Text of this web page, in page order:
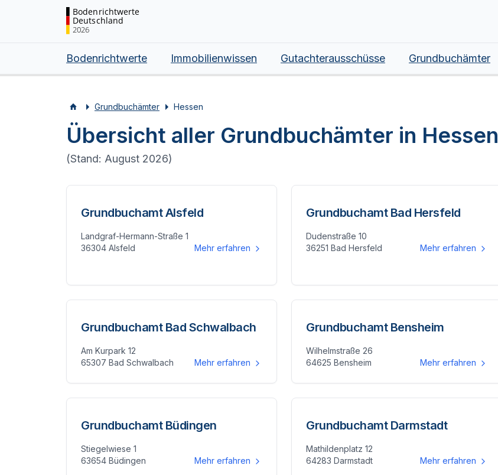
Bodenrichtwerte
Deutschland
2026
Bodenrichtwerte Immobilienwissen Gutachterausschüsse Grundbuchämter
Grundbuchämter Hessen
Übersicht aller Grundbuchämter in Hessen
(Stand: August 2026)
Grundbuchamt Alsfeld
Landgraf-Hermann-Straße 1
36304 Alsfeld
Mehr erfahren
Grundbuchamt Bad Hersfeld
Dudenstraße 10
36251 Bad Hersfeld
Mehr erfahren
Grundbuchamt Bad Schwalbach
Am Kurpark 12
65307 Bad Schwalbach
Mehr erfahren
Grundbuchamt Bensheim
Wilhelmstraße 26
64625 Bensheim
Mehr erfahren
Grundbuchamt Büdingen
Stiegelwiese 1
63654 Büdingen
Mehr erfahren
Grundbuchamt Darmstadt
Mathildenplatz 12
64283 Darmstadt
Mehr erfahren